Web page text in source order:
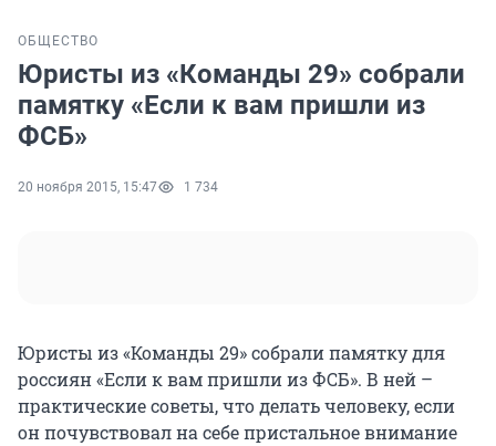
ОБЩЕСТВО
Юристы из «Команды 29» собрали
памятку «Если к вам пришли из
ФСБ»
20 ноября 2015, 15:47 1 734
Юристы из «Команды 29» собрали памятку для
россиян «Если к вам пришли из ФСБ». В ней –
практические советы, что делать человеку, если
он почувствовал на себе пристальное внимание